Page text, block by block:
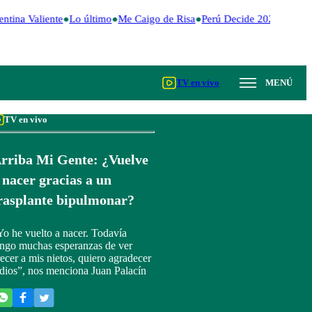
Valiente Lo último Me Caigo de Risa Perú Decide 2026
TV en vivo MENÚ
TV en vivo
Mi Gente: ¿Vuelve
gracias a un
bipulmonar?
he vuelto a nacer. Todavía
muchas esperanzas de ver
a mis nietos, quiero agradecer
nos menciona Juan Palacín